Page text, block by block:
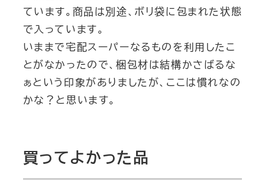
ています。商品は別途、ボリ袋に包まれた状態
で入っています。
いままで宅配スーパーなるものを利用したこ
とがなかったので、梱包材は結構かさばるな
ぁという印象がありましたが、ここは慣れなの
かな？と思います。
買ってよかった品